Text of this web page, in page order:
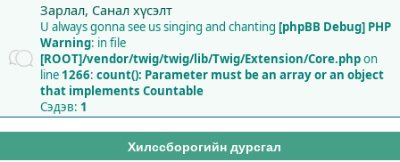
Зарлал, Санал хүсэлт
U always gonna see us singing and chanting [phpBB Debug] PHP
Warning: in file
[ROOT]/vendor/twig/twig/lib/Twig/Extension/Core.phpon
line 1266: count(): Parameter must be an array or an object
that implements Countable
Сэдэв: 1
Хилссборогийн дурсгал